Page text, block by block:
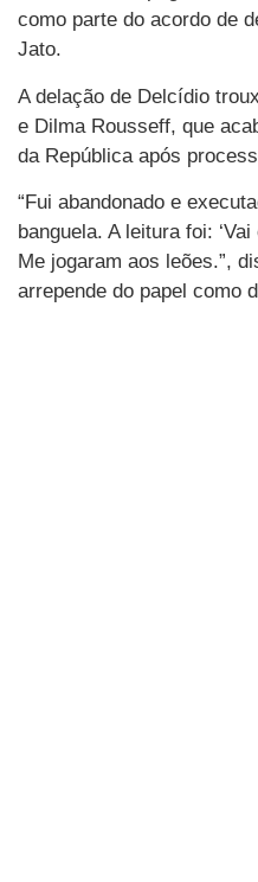
como parte do acordo de
Jato.
A delação de Delcídio
e Dilma Rousseff, que
da República após
“Fui abandonado e
banguela. A leitura foi:
Me jogaram aos leões.”,
arrepende do papel como